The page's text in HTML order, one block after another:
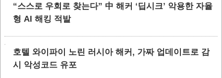
“스스로 우회로 찾는다” 中 해커 ‘딥시크’ 악용한 자율
형 AI 해킹 적발
호텔 와이파이 노린 러시아 해커, 가짜 업데이트로 감
시 악성코드 유포